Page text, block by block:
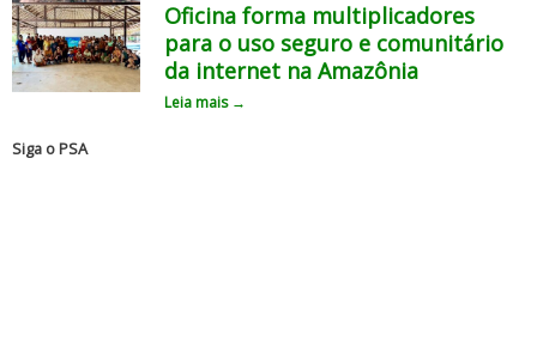
Oficina forma multiplicadores
para o uso seguro e comunitário
da internet na Amazônia
Leia mais →
Siga o PSA